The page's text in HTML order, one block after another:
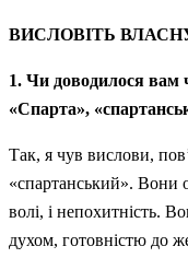
ВИСЛОВІТЬ
1. Чи доводилося вам
«Спарта»,
Так, я чув вислови,
«спартанський». Вони
волі, і непохитність.
духом, готовністю до